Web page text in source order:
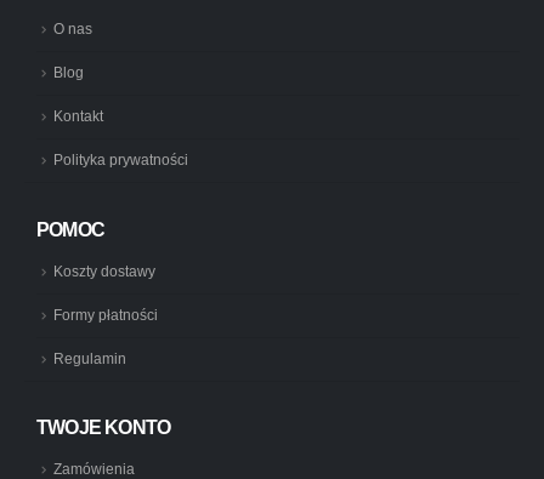
O nas
Blog
Kontakt
Polityka prywatności
POMOC
Koszty dostawy
Formy płatności
Regulamin
TWOJE KONTO
Zamówienia